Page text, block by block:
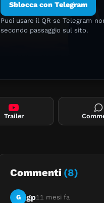
Sblocca con Telegram
Puoi usare il QR se Telegram
secondo passaggio sul sito.
Trailer
Commenti (8)
G gp11 mesi fa